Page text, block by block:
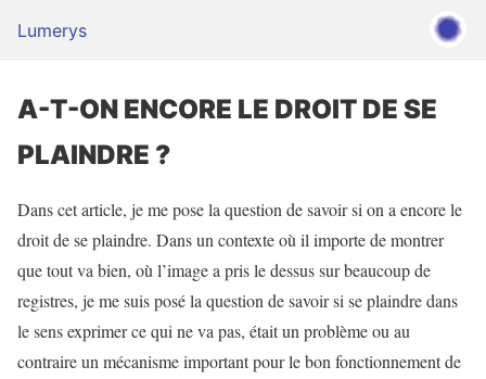
Lumerys
A-T-ON ENCORE LE DROIT DE SE
PLAINDRE ?
Dans cet article, je me pose la question de savoir si on a encore le
droit de se plaindre. Dans un contexte où il importe de montrer
que tout va bien, où l’image a pris le dessus sur beaucoup de
registres, je me suis posé la question de savoir si se plaindre dans
le sens exprimer ce qui ne va pas, était un problème ou au
contraire un mécanisme important pour le bon fonctionnement de